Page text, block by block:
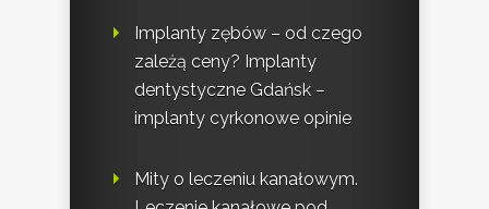
Implanty zębów – od czego
zależą ceny? Implanty
dentystyczne Gdańsk –
implanty cyrkonowe opinie
Mity o leczeniu kanałowym.